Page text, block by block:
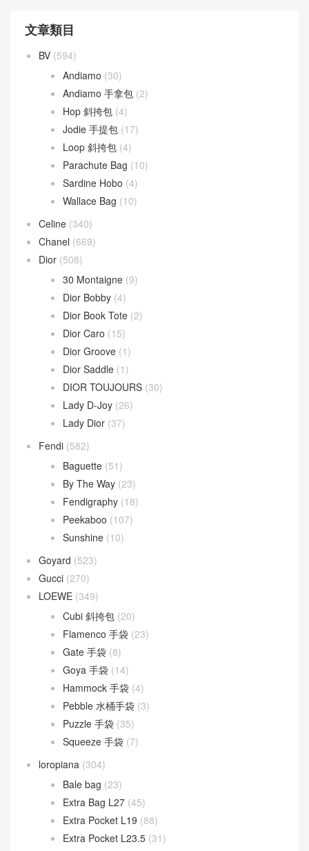
文章類目
BV (594)
Andiamo (30)
Andiamo 手拿包 (2)
Hop 斜挎包 (4)
Jodie 手提包 (17)
Loop 斜挎包 (4)
Parachute Bag (10)
Sardine Hobo (4)
Wallace Bag (10)
Celine (340)
Chanel (669)
Dior (508)
30 Montaigne (9)
Dior Bobby (4)
Dior Book Tote (2)
Dior Caro (15)
Dior Groove (1)
Dior Saddle (1)
DIOR TOUJOURS (30)
Lady D-Joy (26)
Lady Dior (37)
Fendi (582)
Baguette (51)
By The Way (23)
Fendigraphy (18)
Peekaboo (107)
Sunshine (10)
Goyard (523)
Gucci (270)
LOEWE (349)
Cubi 斜挎包 (20)
Flamenco 手袋 (23)
Gate 手袋 (8)
Goya 手袋 (14)
Hammock 手袋 (4)
Pebble 水桶手袋 (3)
Puzzle 手袋 (35)
Squeeze 手袋 (7)
loropiana (304)
Bale bag (23)
Extra Bag L27 (45)
Extra Pocket L19 (88)
Extra Pocket L23.5 (31)